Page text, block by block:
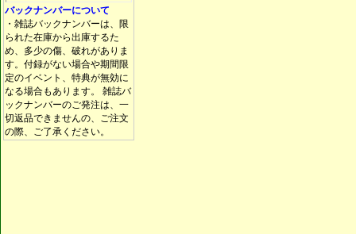
バックナンバーについて
・雑誌バックナンバーは、限
られた在庫から出庫するた
め、多少の傷、破れがありま
す。付録がない場合や期間限
定のイベント、特典が無効に
なる場合もあります。 雑誌バ
ックナンバーのご発注は、一
切返品できませんの、ご注文
の際、ご了承ください。